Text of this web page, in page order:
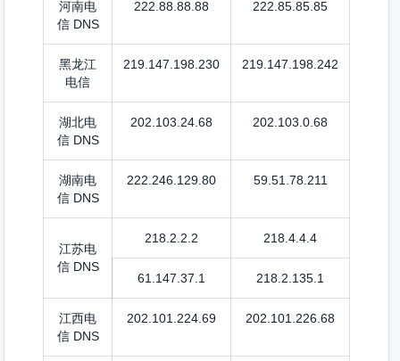
河南电
信 DNS
222.88.88.88 222.85.85.85
黑龙江
电信
219.147.198.230 219.147.198.242
湖北电
信 DNS
202.103.24.68 202.103.0.68
湖南电
信 DNS
222.246.129.80 59.51.78.211
江苏电
信 DNS
218.2.2.2 218.4.4.4
61.147.37.1 218.2.135.1
江西电
信 DNS
202.101.224.69 202.101.226.68